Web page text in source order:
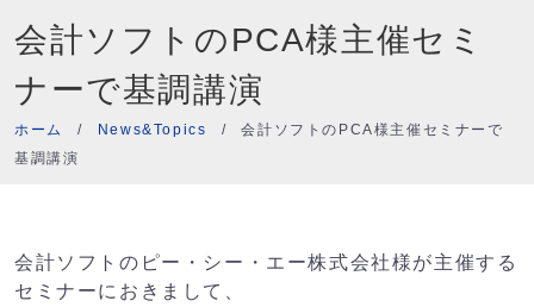
会計ソフトのPCA様主催セミ
ナーで基調講演
ホーム / News&Topics /会計ソフトのPCA様主催セミナーで
基調講演
会計ソフトのピー・シー・エー株式会社様が主催する
セミナーにおきまして、